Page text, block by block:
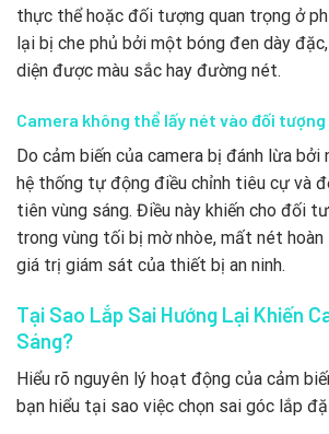
thực thể hoặc đối tượng quan trọng ở
lại bị che phủ bởi một bóng đen dày
diện được màu sắc hay đường nét.
Camera không thể lấy nét vào đối
Do cảm biến của camera bị đánh lừa bởi
hệ thống tự động điều chỉnh tiêu cự và
tiên vùng sáng. Điều này khiến cho đối
trong vùng tối bị mờ nhòe, mất nét
giá trị giám sát của thiết bị an ninh.
Tại Sao Lắp Sai Hướng Lại Khiến
Sáng?
Hiểu rõ nguyên lý hoạt động của cảm
bạn hiểu tại sao việc chọn sai góc lắp